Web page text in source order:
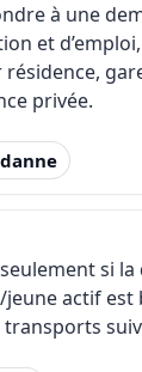
à une
et
privée.
si la
actif est
transports